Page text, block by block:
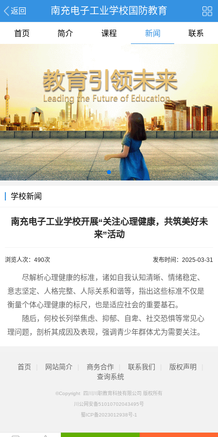
返回 南充电子工业学校国防教育
首页 简介 课程 新闻 联系
学校新闻
南充电子工业学校开展“关注心理健康，共筑美好未
来”活动
浏览人次：490次 发布时间：2025-03-31
尽解析心理健康的标准，诸如自我认知清晰、情绪稳定、
意志坚定、人格完整、人际关系和谐等，指出这些标准不仅是
衡量个体心理健康的标尺，也是适应社会的重要基石。
随后，何校长列举焦虑、抑郁、自卑、社交恐惧等常见心
理问题，剖析其成因及表现，强调青少年群体尤为需要关注。
首页 网站简介 商务合作 联系我们 版权声明
查询系统
©Copyright 四川川职教育科技有限公司 版权所有
川公网安备51010702043495号
蜀ICP备2023012938号-1